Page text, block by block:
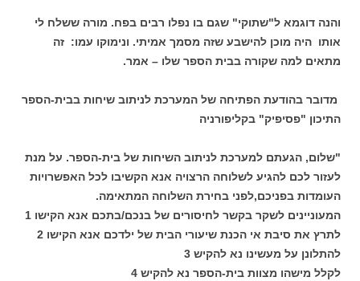
והנה דוגמא ל"שתוקי" שגם בו נפלו רבים בפח. מורה ששלח לי
אותו היה מוכן להישבע שזה מסמך אמיתי. ונימוקו עמו: זה
מתאים למה שקורה בבית הספר שלו – אמר.
מדובר בהודעת הפתיחה של המערכת לניתוב שיחות בבית-הספר
התיכון "פסיפיק" בקליפורניה
"שלום, הגעתם למערכת לניתוב השיחות של בית-הספר. על מנת
לעזור לכם להגיע לשלוחה הרצויה אנא הקשיבו לכל האפשרויות
העומדות בפניכם,לפני בחירת השלוחה המתאימה.
המעוניינים לשקר בקשר לחיסורים של בנכם/בתכם אנא הקישו 1
לתרץ את סיבת אי הכנת שיעורי הבית של ילדכם אנא הקישו 2
להתלונן על מעשינו נא להקיש 3
לקלל מישהו מצוות בית-הספר נא להקיש 4